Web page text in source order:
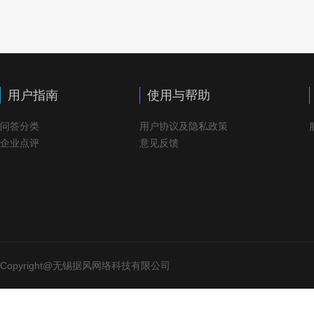
用户指南
问答分类
企业点评
使用与帮助
用户协议及隐私政策
意见反馈
Copyright@无锡据风网络科技有限公司